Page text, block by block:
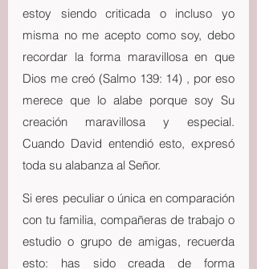
estoy siendo criticada o incluso yo
misma no me acepto como soy, debo
recordar la forma maravillosa en que
Dios me creó (Salmo 139: 14) , por eso
merece que lo alabe porque soy Su
creación maravillosa y especial.
Cuando David entendió esto, expresó
toda su alabanza al Señor.
Si eres peculiar o única en comparación
con tu familia, compañeras de trabajo o
estudio o grupo de amigas, recuerda
esto: has sido creada de forma